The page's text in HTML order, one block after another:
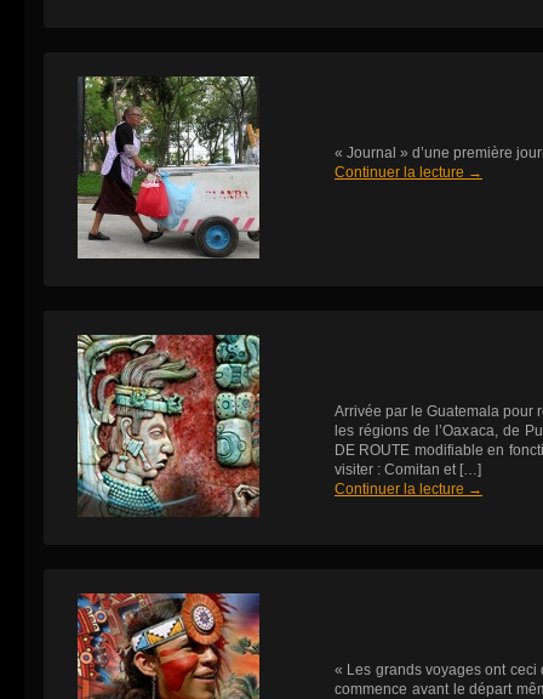
« Journal » d’une première
Continuer la lecture →
Arrivée par le Guatemala pour
les régions de l’Oaxaca, de
DE ROUTE modifiable en
visiter : Comitan et […]
Continuer la lecture →
« Les grands voyages ont
commence avant le départ